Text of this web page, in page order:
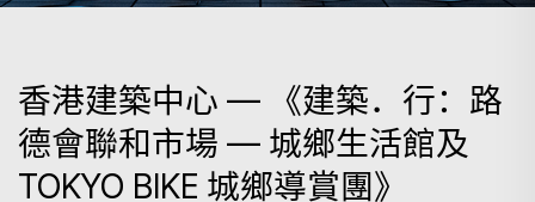
香港建築中心 — 《建築．行：路
德會聯和市場 — 城鄉生活館及
TOKYO BIKE 城鄉導賞團》